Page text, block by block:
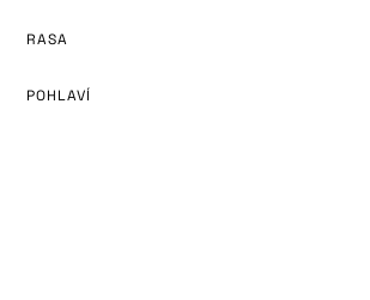
RASA
POHLAVÍ